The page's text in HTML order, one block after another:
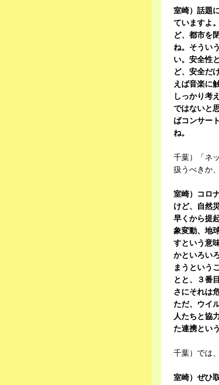
室崎）話題
ていますよ
ど、都市を
ね。そうい
い。安全性
ど、安全だ
えば音楽に
しっかり考
ではないと
ばコンサー
ね。
千葉）「ネ
扱うべきか
室崎）コロ
けど、自然
早くから提
象変動、地
すという意
かといろい
まうという
とと、３番
さにそれは
ただ、ウイ
人たちと協
た連携とい
千葉）では
室崎）ぜひ